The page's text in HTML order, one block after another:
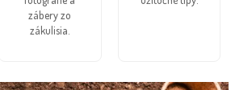
zábery zo
zákulisia.